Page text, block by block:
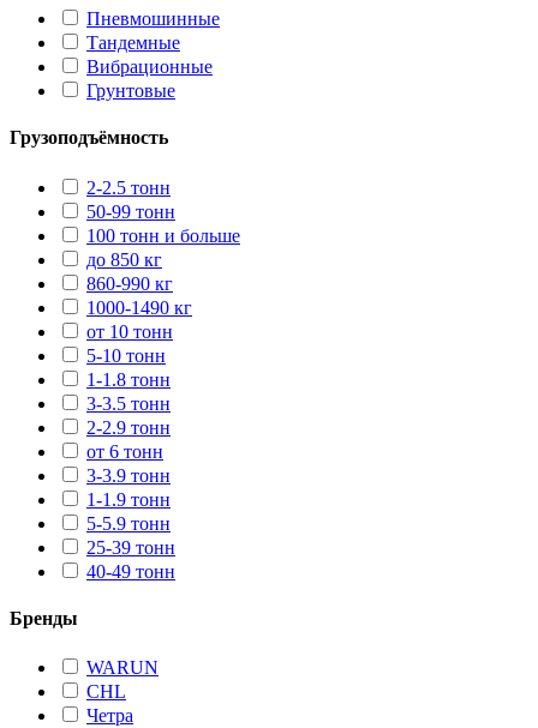
Пневмошинные
Тандемные
Вибрационные
Грунтовые
Грузоподъёмность
2-2.5 тонн
50-99 тонн
100 тонн и больше
до 850 кг
860-990 кг
1000-1490 кг
от 10 тонн
5-10 тонн
1-1.8 тонн
3-3.5 тонн
2-2.9 тонн
от 6 тонн
3-3.9 тонн
1-1.9 тонн
5-5.9 тонн
25-39 тонн
40-49 тонн
Бренды
WARUN
CHL
Четра